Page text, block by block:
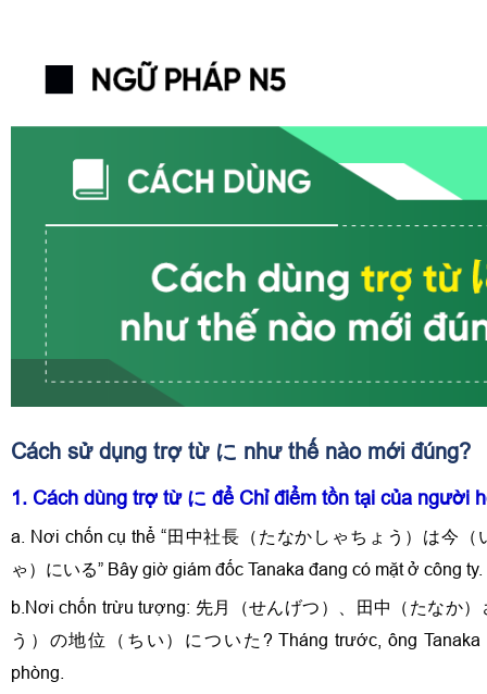
Cách sử dụng trợ từ に như thế nào mới đúng?
1. Cách dùng trợ từ に để Chỉ điểm tồn tại của người
a. Nơi chốn cụ thể “田中社長（たなかしゃちょう）は今（
ゃ）にいる” Bây giờ giám đốc Tanaka đang có mặt ở công ty.
b.Nơi chốn trừu tượng: 先月（せんげつ）、田中（たなか）
う）の地位（ちい）についた? Tháng trước, ông
phòng.